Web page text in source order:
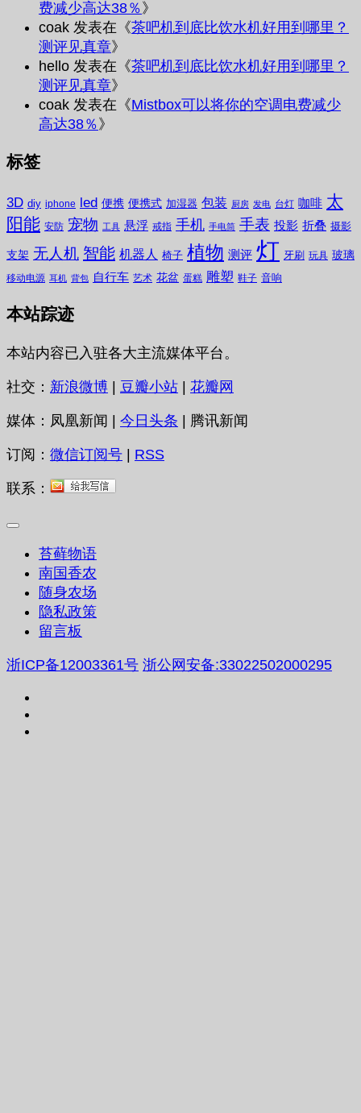
费减少高达38％ 》
coak 发表在《茶吧机到底比饮水机好用到哪里？
测评见真章》
hello 发表在《茶吧机到底比饮水机好用到哪里？
测评见真章》
coak 发表在《Mistbox可以将你的空调电费减少
高达38％ 》
标签
3D diy iphone led 便携 便携式 加湿器 包装 厨房 发电 台灯 咖啡 太
阳能 安防 宠物 工具 悬浮 戒指 手机 手电筒 手表 投影 折叠 摄影
支架 无人机 智能 机器人 椅子 植物 测评 灯 牙刷 玩具 玻璃
移动电源 耳机 背包 自行车 艺术 花盆 蛋糕 雕塑 鞋子 音响
本站踪迹
本站内容已入驻各大主流媒体平台。
社交： 新浪微博 | 豆瓣小站 | 花瓣网
媒体：凤凰新闻 | 今日头条 | 腾讯新闻
订阅： 微信订阅号 | RSS
联系：
苔藓物语
南国香农
随身农场
隐私政策
留言板
浙ICP备12003361号 浙公网安备:33022502000295